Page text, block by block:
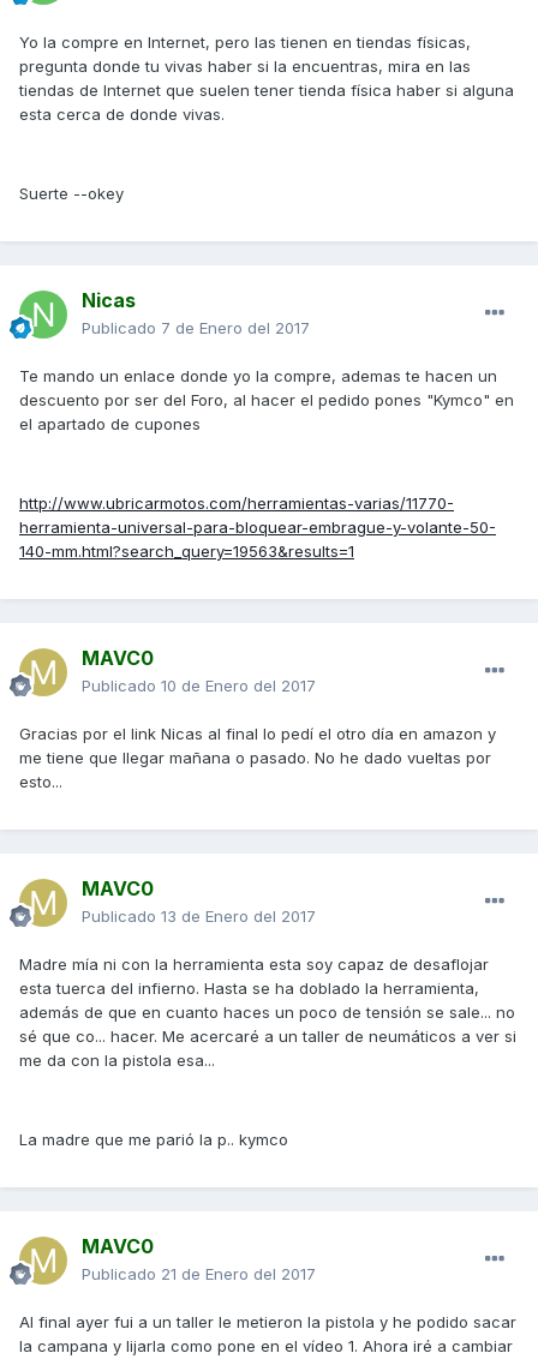
Yo la compre en Internet, pero las tienen en tiendas físicas,
pregunta donde tu vivas haber si la encuentras, mira en las
tiendas de Internet que suelen tener tienda física haber si alguna
esta cerca de donde vivas.
Suerte --okey
Nicas
Publicado 7 de Enero del 2017
Te mando un enlace donde yo la compre, ademas te hacen un
descuento por ser del Foro, al hacer el pedido pones "Kymco" en
el apartado de cupones
http://www.ubricarmotos.com/herramientas-varias/11770-
herramienta-universal-para-bloquear-embrague-y-volante-50-
140-mm.html?search_query=19563&results=1
MAVC0
Publicado 10 de Enero del 2017
Gracias por el link Nicas al final lo pedí el otro día en amazon y
me tiene que llegar mañana o pasado. No he dado vueltas por
esto...
MAVC0
Publicado 13 de Enero del 2017
Madre mía ni con la herramienta esta soy capaz de desaflojar
esta tuerca del infierno. Hasta se ha doblado la herramienta,
además de que en cuanto haces un poco de tensión se sale... no
sé que co... hacer. Me acercaré a un taller de neumáticos a ver si
me da con la pistola esa...
La madre que me parió la p.. kymco
MAVC0
Publicado 21 de Enero del 2017
Al final ayer fui a un taller le metieron la pistola y he podido sacar
la campana y lijarla como pone en el vídeo 1. Ahora iré a cambiar